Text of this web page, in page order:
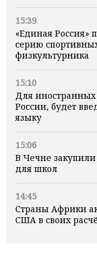
15:39
«Единая Россия»
серию
физкультурника
15:10
Для
России, будет
языку
15:06
В Чечне
для школ
14:45
Страны Африки
США в своих